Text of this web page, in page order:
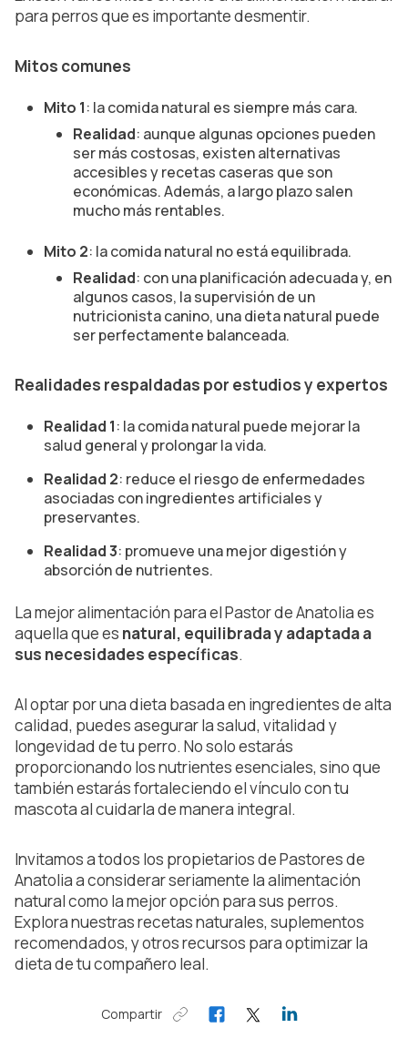
para perros que es importante desmentir.
Mitos comunes
Mito 1: la comida natural es siempre más cara.
Realidad: aunque algunas opciones pueden
ser más costosas, existen alternativas
accesibles y recetas caseras que son
económicas. Además, a largo plazo salen
mucho más rentables.
Mito 2: la comida natural no está equilibrada.
Realidad: con una planificación adecuada y, en
algunos casos, la supervisión de un
nutricionista canino, una dieta natural puede
ser perfectamente balanceada.
Realidades respaldadas por estudios y expertos
Realidad 1: la comida natural puede mejorar la
salud general y prolongar la vida.
Realidad 2: reduce el riesgo de enfermedades
asociadas con ingredientes artificiales y
preservantes.
Realidad 3: promueve una mejor digestión y
absorción de nutrientes.
La mejor alimentación para el Pastor de Anatolia es
aquella que es natural, equilibrada y adaptada a
sus necesidades específicas.
Al optar por una dieta basada en ingredientes de alta
calidad, puedes asegurar la salud, vitalidad y
longevidad de tu perro. No solo estarás
proporcionando los nutrientes esenciales, sino que
también estarás fortaleciendo el vínculo con tu
mascota al cuidarla de manera integral.
Invitamos a todos los propietarios de Pastores de
Anatolia a considerar seriamente la alimentación
natural como la mejor opción para sus perros.
Explora nuestras recetas naturales, suplementos
recomendados, y otros recursos para optimizar la
dieta de tu compañero leal.
Compartir